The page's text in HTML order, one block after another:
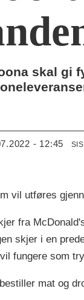
skal gi
- 12:45
vil utføres
fra
skjer i en
fungere som
mat og